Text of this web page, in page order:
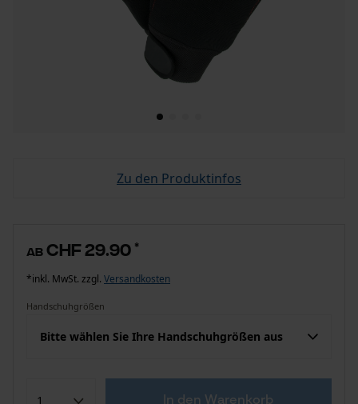
Zu den Produktinfos
ab CHF 29.90 *
*inkl. MwSt. zzgl. Versandkosten
Handschuhgrößen
Bitte wählen Sie Ihre Handschuhgrößen aus
In den Warenkorb